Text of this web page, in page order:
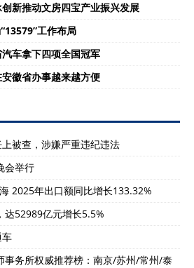
新推动文房四宝产业振兴发展
工作布局
车拿下四项全国冠军
安徽省办事越来越方便
被查，涉嫌严重违纪违法
会举行
2025年出口额同比增长133.32%
达52989亿元增长5.5%
事务所权威推荐榜：南京/苏州/常州/泰